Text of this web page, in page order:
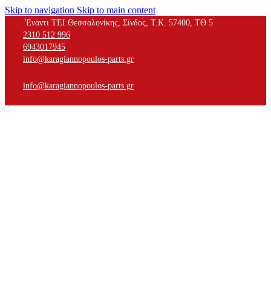
Skip to navigation Skip to main content
Έναντι ΤΕΙ Θεσσαλονίκης, Σίνδος, Τ.Κ. 57400, ΤΘ 5
2310 512 996
6943017945
info@karagiannopoulos-parts.gr
info@karagiannopoulos-parts.gr